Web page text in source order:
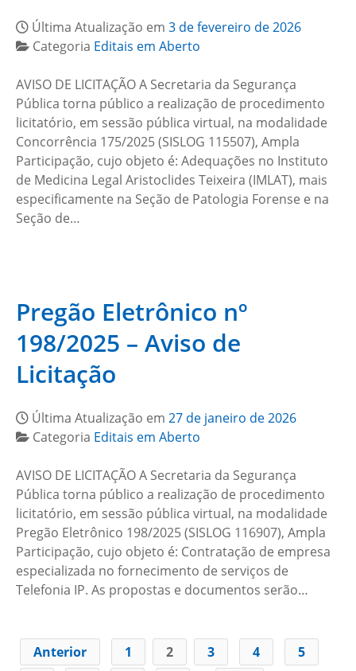
Última Atualização em 3 de fevereiro de 2026
Categoria Editais em Aberto
AVISO DE LICITAÇÃO A Secretaria da Segurança
Pública torna público a realização de procedimento
licitatório, em sessão pública virtual, na modalidade
Concorrência 175/2025 (SISLOG 115507), Ampla
Participação, cujo objeto é: Adequações no Instituto
de Medicina Legal Aristoclides Teixeira (IMLAT), mais
especificamente na Seção de Patologia Forense e na
Seção de…
Pregão Eletrônico nº
198/2025 – Aviso de
Licitação
Última Atualização em 27 de janeiro de 2026
Categoria Editais em Aberto
AVISO DE LICITAÇÃO A Secretaria da Segurança
Pública torna público a realização de procedimento
licitatório, em sessão pública virtual, na modalidade
Pregão Eletrônico 198/2025 (SISLOG 116907), Ampla
Participação, cujo objeto é: Contratação de empresa
especializada no fornecimento de serviços de
Telefonia IP. As propostas e documentos serão…
Anterior 1 2 3 4
5